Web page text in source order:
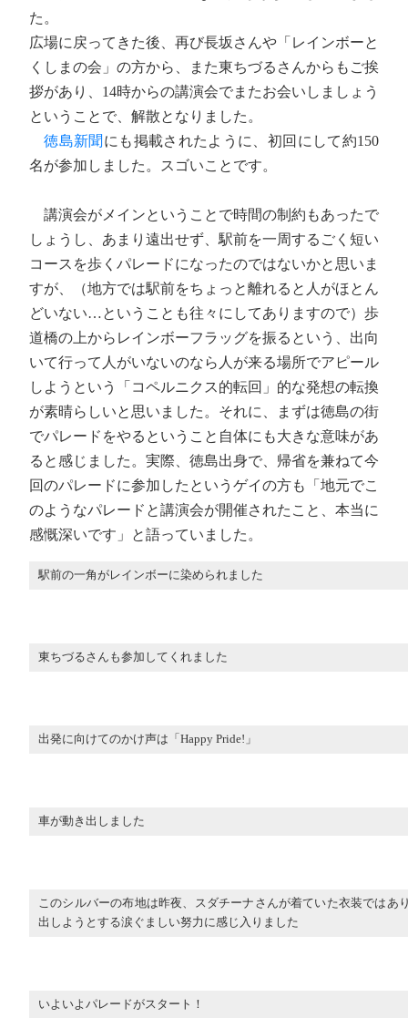
た。
広場に戻ってきた後、再び長坂さんや「レインボーと
くしまの会」の方から、また東ちづるさんからもご挨
拶があり、14時からの講演会でまたお会いしましょう
ということで、解散となりました。
徳島新聞 にも掲載されたように、初回にして約150
名が参加しました。スゴいことです。
講演会がメインということで時間の制約もあったで
しょうし、あまり遠出せず、駅前を一周するごく短い
コースを歩くパレードになったのではないかと思いま
すが、（地方では駅前をちょっと離れると人がほとん
どいない…ということも往々にしてありますので）歩
道橋の上からレインボーフラッグを振るという、出向
いて行って人がいないのなら人が来る場所でアピール
しようという「コペルニクス的転回」的な発想の転換
が素晴らしいと思いました。それに、まずは徳島の街
でパレードをやるということ自体にも大きな意味があ
ると感じました。実際、徳島出身で、帰省を兼ねて今
回のパレードに参加したというゲイの方も「地元でこ
のようなパレードと講演会が開催されたこと、本当に
感慨深いです」と語っていました。
駅前の一角がレインボーに染められました
東ちづるさんも参加してくれました
出発に向けてのかけ声は「Happy Pride!」
車が動き出しました
このシルバーの布地は昨夜、スダチーナさんが着ていた衣装では
出しようとする涙ぐましい努力に感じ入りました
いよいよパレードがスタート！